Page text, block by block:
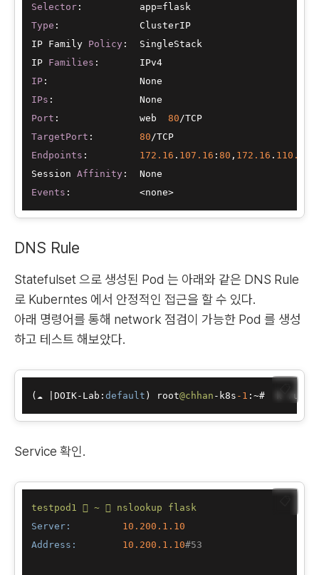
Selector
Type :              ClusterIP
IP Family Policy :  SingleStack
IP Families
:       IPv4
IP
IPs
Port :              web 80
/TCP
TargetPort : 80
/TCP
Endpoints : 172.16 . 107.16 : 80 , 172.16 . 110.18
Session Affinity
Events
:            <none>
DNS Rule
Statefulset 으로 생성된 Pod 는 아래와 같은 DNS Rule
로 Kuberntes 에서 안정적인 접근을 할 수 있다.
아래 명령어를 통해 network 점검이 가능한 Pod 를 생성
하고 테스트 해보았다.
(☁ DOIK- Lab: default ) root@chhan - k8s -1 : ~#  k run
📋
Service 확인.
testpod1  ~  nslookup
flask
Server:
10.200 .1 .10
Address:
10.200 .1 .10#53